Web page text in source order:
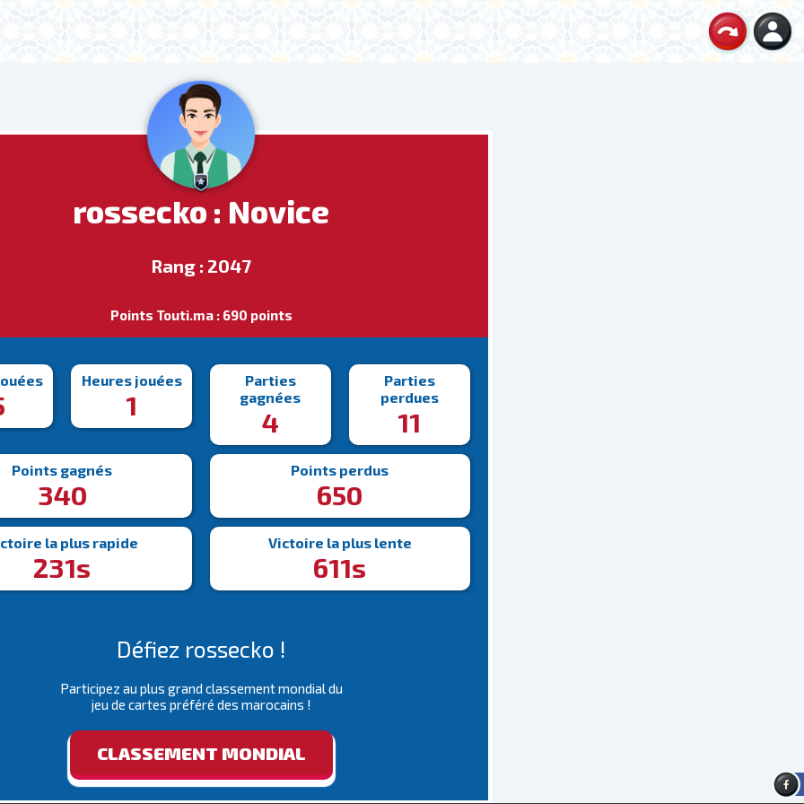
rossecko : Novice
Rang : 2047
Points Touti.ma : 690 points
Heures jouées
1
Parties
gagnées
4
Parties
perdues
11
Points gagnés
340
Points perdus
650
la plus rapide
231s
Victoire la plus lente
611s
Défiez rossecko !
Participez au plus grand classement mondial du
jeu de cartes préféré des marocains !
CLASSEMENT MONDIAL